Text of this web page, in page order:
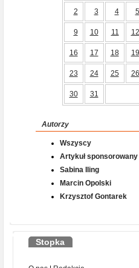
2 3 4 5
9 10 11 12
16 17 18 19
23 24 25 26
30 31
Autorzy
Wszyscy
Artykuł sponsorowany
Sabina Iling
Marcin Opolski
Krzysztof Gontarek
Stopka